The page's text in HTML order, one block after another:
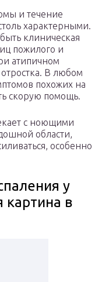
и течение
характерными.
клиническая
пожилого и
атипичном
В любом
похожих на
скорую помощь.
с ноющими
области,
особенно
у
картина в